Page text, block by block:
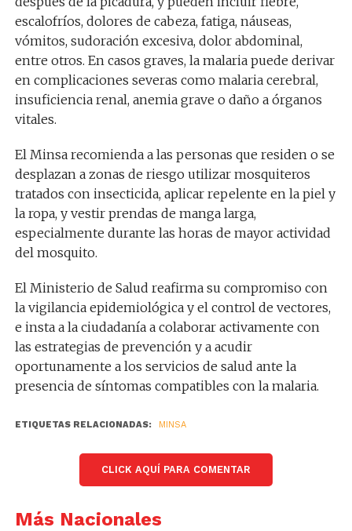
escalofríos, dolores de cabeza, fatiga, náuseas,
vómitos, sudoración excesiva, dolor abdominal,
entre otros. En casos graves, la malaria puede derivar
en complicaciones severas como malaria cerebral,
insuficiencia renal, anemia grave o daño a órganos
vitales.
El Minsa recomienda a las personas que residen o se
desplazan a zonas de riesgo utilizar mosquiteros
tratados con insecticida, aplicar repelente en la piel y
la ropa, y vestir prendas de manga larga,
especialmente durante las horas de mayor actividad
del mosquito.
El Ministerio de Salud reafirma su compromiso con
la vigilancia epidemiológica y el control de vectores,
e insta a la ciudadanía a colaborar activamente con
las estrategias de prevención y a acudir
oportunamente a los servicios de salud ante la
presencia de síntomas compatibles con la malaria.
ETIQUETAS RELACIONADAS: MINSA
CLICK AQUÍ PARA COMENTAR
Más Nacionales